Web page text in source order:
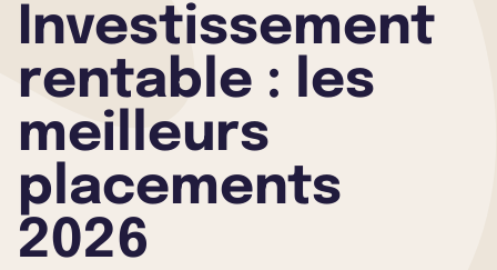
Investissement
rentable : les
meilleurs
placements
2026